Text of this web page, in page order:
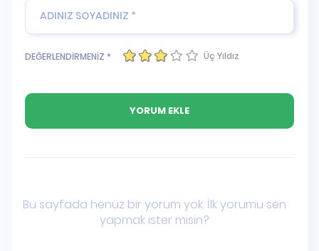
DEĞERLENDİRMENİZ * Üç Yıldız
Bu sayfada henüz bir yorum yok. İlk yorumu sen
yapmak ister misin?